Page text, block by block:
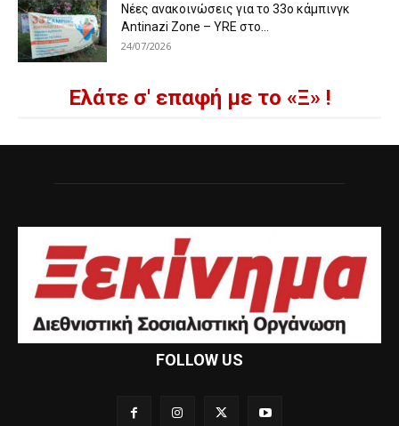
Νέες ανακοινώσεις για το 33ο κάμπινγκ
Antinazi Zone – YRE στο...
24/07/2026
Ελάτε σ' επαφή με το «Ξ» !
FOLLOW US